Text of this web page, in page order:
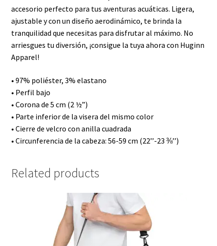
accesorio perfecto para tus aventuras acuáticas. Ligera,
ajustable y con un diseño aerodinámico, te brinda la
tranquilidad que necesitas para disfrutar al máximo. No
arriesgues tu diversión, ¡consigue la tuya ahora con Huginn
Apparel!
• 97% poliéster, 3% elastano
• Perfil bajo
• Corona de 5 cm (2 ½”)
• Parte inferior de la visera del mismo color
• Cierre de velcro con anilla cuadrada
• Circunferencia de la cabeza: 56-59 cm (22’’-23 ⅜’’)
Related products